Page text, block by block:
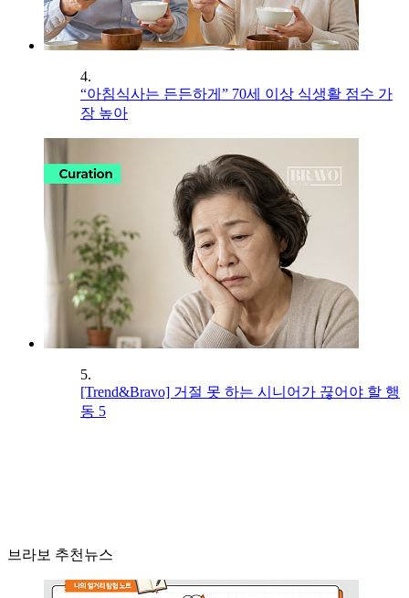
4.
“아침식사는 든든하게” 70세 이상 식생활 점수 가
장 높아
5.
[Trend&Bravo] 거절 못 하는 시니어가 끊어야 할 행
동 5
브라보 추천뉴스